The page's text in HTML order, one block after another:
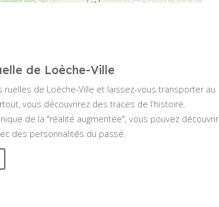
de Loèche-Ville
ruelles de Loèche-Ville et laissez-vous transporter au
vous découvrirez des traces de l'histoire.
de la "réalité augmentée", vous pouvez découvrir
des personnalités du passé.